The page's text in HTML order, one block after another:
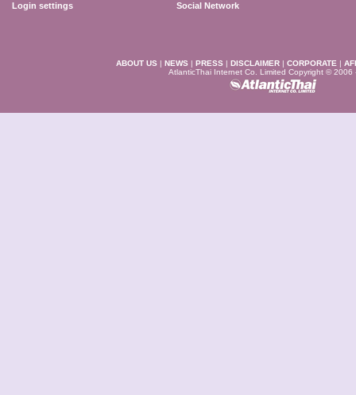
Login settings
Social Network
ABOUT US | NEWS | PRESS | DISCLAIMER | CORPORATE |
AtlanticThai Internet Co. Limited Copyright © 2006